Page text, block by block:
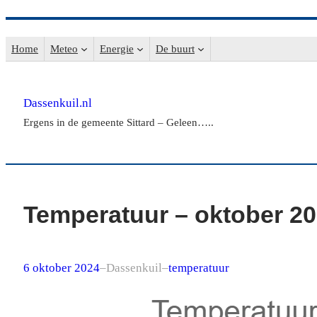
naar
Home Meteo Energie De buurt
Dassenkuil.nl
Ergens in de gemeente Sittard – Geleen…..
Temperatuur – oktober
6 oktober 2024–Dassenkuil–temperatuur